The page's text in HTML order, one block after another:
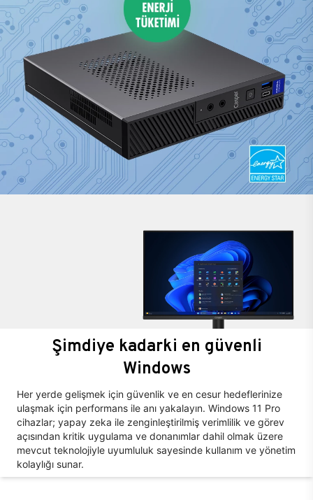
Şimdiye kadarki en güvenli
Windows
Her yerde gelişmek için güvenlik ve en cesur hedeflerinize
ulaşmak için performans ile anı yakalayın. Windows 11 Pro
cihazlar; yapay zeka ile zenginleştirilmiş verimlilik ve görev
açısından kritik uygulama ve donanımlar dahil olmak üzere
mevcut teknolojiyle uyumluluk sayesinde kullanım ve yönetim
kolaylığı sunar.